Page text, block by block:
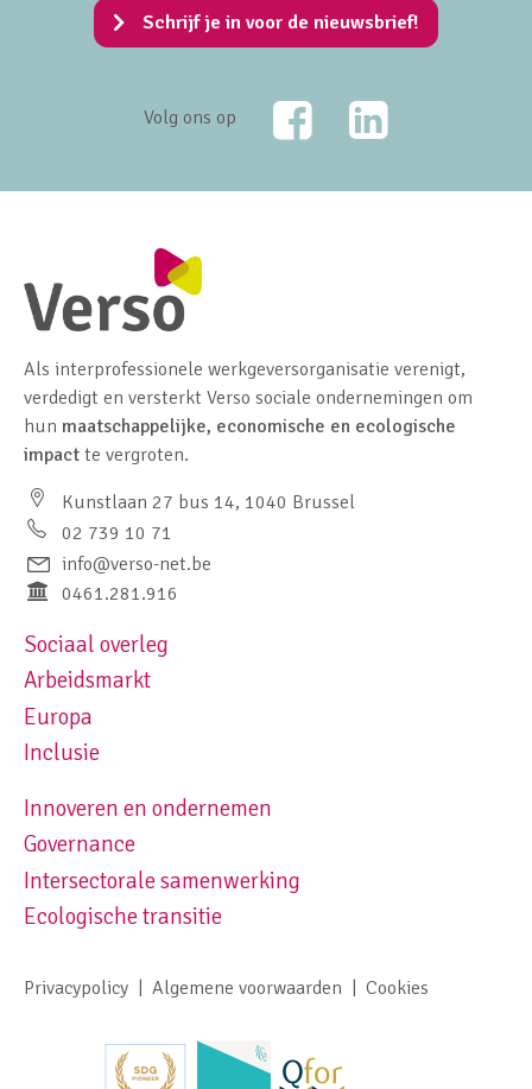
Schrijf je in voor de nieuwsbrief!
Volg ons op
FacebookLinkedIn
Als interprofessionele werkgeversorganisatie verenigt,
verdedigt en versterkt Verso sociale ondernemingen om
hun maatschappelijke, economische en ecologische
impact te vergroten.
Kunstlaan 27 bus 14, 1040 Brussel
02 739 10 71
info@verso-net.be
0461.281.916
Footer navigation left
Sociaal overleg
Arbeidsmarkt
Europa
Inclusie
Footer navigation right
Innoveren en ondernemen
Governance
Intersectorale samenwerking
Ecologische transitie
Footer meta navigation
Privacypolicy Algemene voorwaarden Cookies